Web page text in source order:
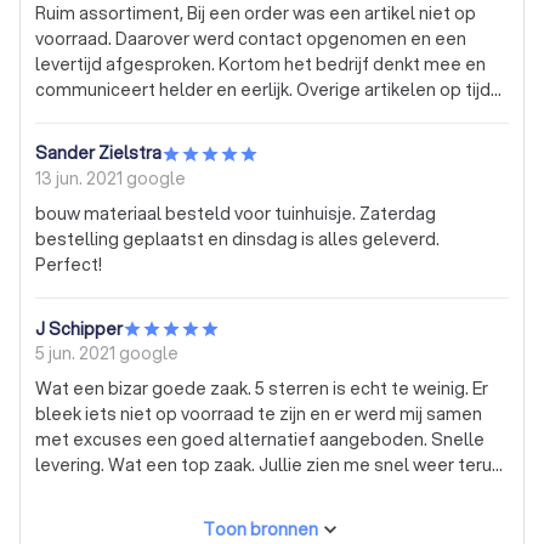
Ruim assortiment, Bij een order was een artikel niet op
voorraad. Daarover werd contact opgenomen en een
levertijd afgesproken. Kortom het bedrijf denkt mee en
communiceert helder en eerlijk. Overige artikelen op tijd
Sander Zielstra
13 jun. 2021 google
bouw materiaal besteld voor tuinhuisje. Zaterdag
bestelling geplaatst en dinsdag is alles geleverd.
Perfect!
J Schipper
5 jun. 2021 google
Wat een bizar goede zaak. 5 sterren is echt te weinig. Er
bleek iets niet op voorraad te zijn en er werd mij samen
met excuses een goed alternatief aangeboden. Snelle
levering. Wat een top zaak. Jullie zien me snel weer terug.
handgeschreven briefje kan je wel zien dat er persoonlijke
Toon bronnen